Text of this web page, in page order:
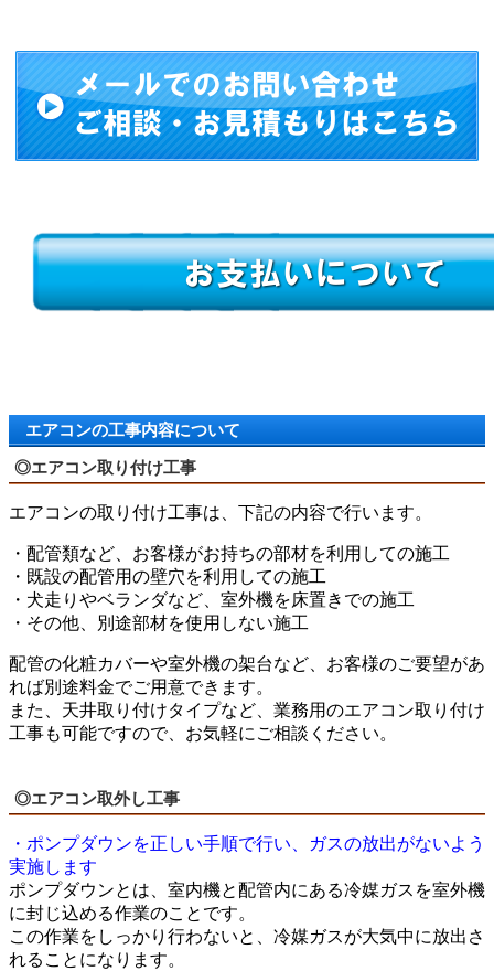
エアコンの工事内容について
◎エアコン取り付け工事
エアコンの取り付け工事は、下記の内容で行います。
・配管類など、お客様がお持ちの部材を利用しての施工
・既設の配管用の壁穴を利用しての施工
・犬走りやベランダなど、室外機を床置きでの施工
・その他、別途部材を使用しない施工
配管の化粧カバーや室外機の架台など、お客様のご要望があ
れば別途料金でご用意できます。
また、天井取り付けタイプなど、業務用のエアコン取り付け
工事も可能ですので、お気軽にご相談ください。
◎エアコン取外し工事
・ポンプダウンを正しい手順で行い、ガスの放出がないよう
実施します
ポンプダウンとは、室内機と配管内にある冷媒ガスを室外機
に封じ込める作業のことです。
この作業をしっかり行わないと、冷媒ガスが大気中に放出さ
れることになります。